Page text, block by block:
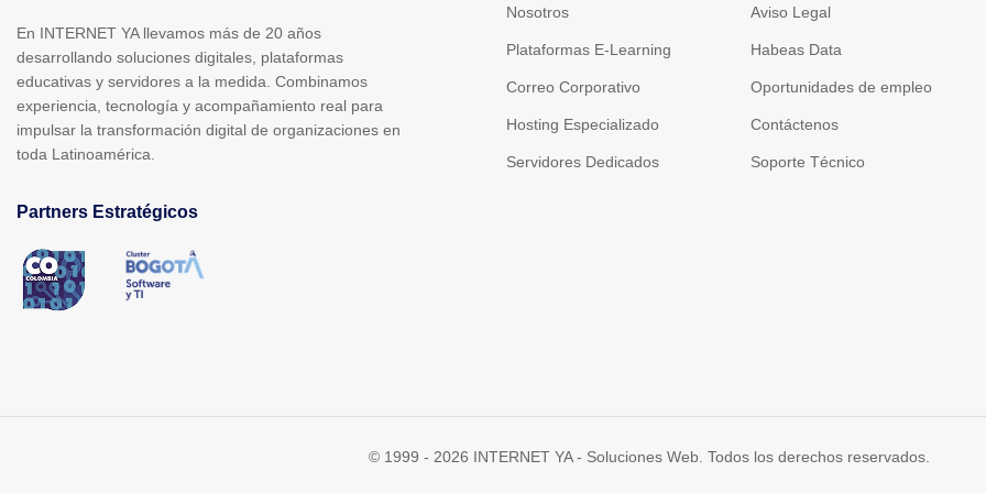
En INTERNET YA llevamos más de 20 años
desarrollando soluciones digitales, plataformas
educativas y servidores a la medida. Combinamos
experiencia, tecnología y acompañamiento real para
impulsar la transformación digital de organizaciones en
toda Latinoamérica.
Partners Estratégicos
Nosotros
Plataformas E-Learning
Correo Corporativo
Hosting Especializado
Servidores Dedicados
Aviso Legal
Habeas Data
Oportunidades de empleo
Contáctenos
Soporte Técnico
© 1999 - 2026 INTERNET YA - Soluciones Web. Todos los derechos reservados.